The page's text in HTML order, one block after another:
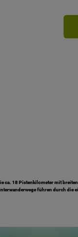
ca. 18 Pistenkilometer mit
führen durch die